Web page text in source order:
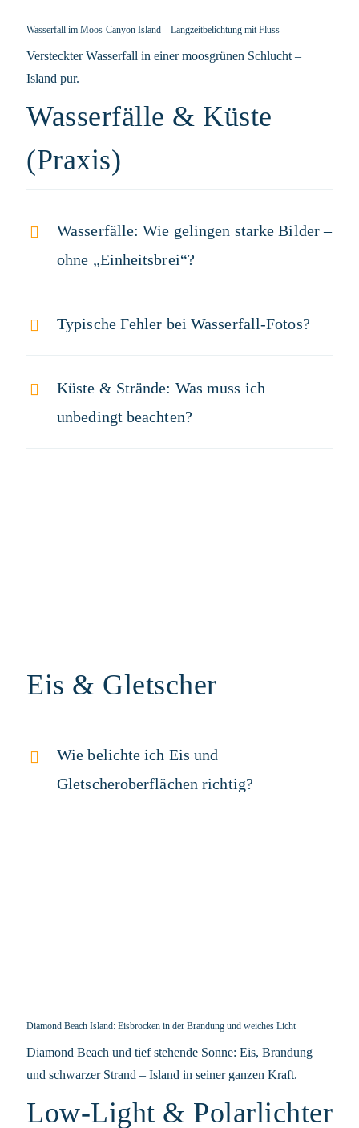
Wasserfall im Moos-Canyon Island – Langzeitbelichtung mit Fluss
Versteckter Wasserfall in einer moosgrünen Schlucht –
Island pur.
Wasserfälle & Küste
(Praxis)
Wasserfälle: Wie gelingen starke Bilder –
ohne „Einheitsbrei“?
Typische Fehler bei Wasserfall-Fotos?
Küste & Strände: Was muss ich
unbedingt beachten?
Eis & Gletscher
Wie belichte ich Eis und
Gletscheroberflächen richtig?
Diamond Beach Island: Eisbrocken in der Brandung und weiches Licht
Diamond Beach und tief stehende Sonne: Eis, Brandung
und schwarzer Strand – Island in seiner ganzen Kraft.
Low-Light & Polarlichter